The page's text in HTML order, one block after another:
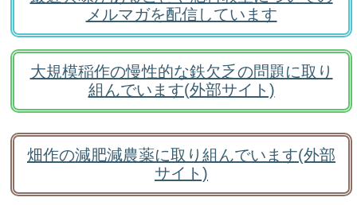
メルマガを配信しています
大規模稲作の慢性的な鉄欠乏の問題に取り
組んでいます(外部サイト)
畑作の減肥減農薬に取り組んでいます(外部
サイト)